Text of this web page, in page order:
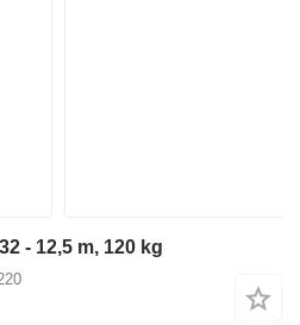
- 12,5 m, 120 kg